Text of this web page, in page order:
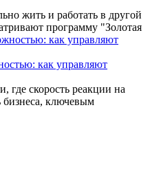
жить и работать в другой
программу "Золотая
как управляют
скорость реакции на
бизнеса, ключевым